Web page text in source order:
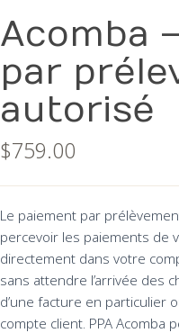
Acomba
par
autorisé
$759.00
Le paiement par
percevoir les paiements de
directement dans votre
sans attendre l’arrivée des
d’une facture en particulier
compte client. PPA Acomba